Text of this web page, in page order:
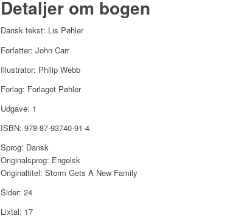
Detaljer om bogen
Dansk tekst: Lis Pøhler
Forfatter: John Carr
Illustrator: Philip Webb
Forlag: Forlaget Pøhler
Udgave: 1
ISBN: 978-87-93740-91-4
Sprog: Dansk
Originalsprog: Engelsk
Originaltitel: Storm Gets A New Family
Sider: 24
Lixtal: 17